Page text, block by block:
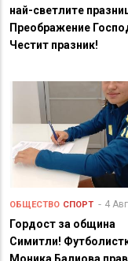
най-светлите
Преображение
Честит празник!
ОБЩЕСТВО СПОРТ 4
Гордост за община
Симитли!